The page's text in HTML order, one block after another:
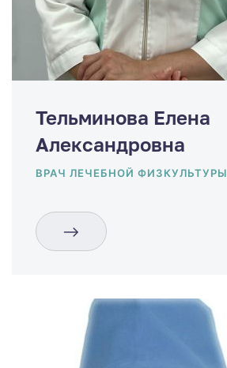
Тельминова Елена
Александровна
ВРАЧ ЛЕЧЕБНОЙ ФИЗКУЛЬТУРЫ